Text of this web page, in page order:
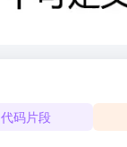
代码片段